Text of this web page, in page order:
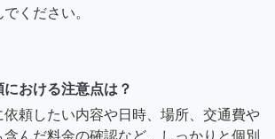
ください。
おける注意点は？
頼したい内容や日時、場所、交通費や
んだ料金の確認など、しっかりと個別